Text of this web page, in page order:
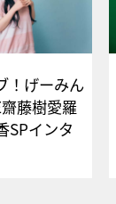
！げーみん
藤樹愛羅
SPインタ